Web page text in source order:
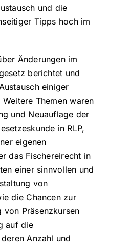
und die
Tipps hoch im
Änderungen im
berichtet und
einiger
Themen waren
und Neuauflage der
in RLP,
eigenen
das Fischereirecht in
einer sinnvollen und
von
die Chancen zur
von Präsenzkursen
auf die
Anzahl und